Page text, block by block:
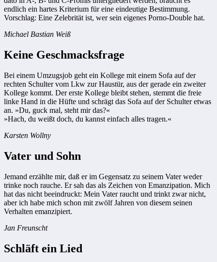
endlich ein hartes Kriterium für eine eindeutige Bestimmung.
Vorschlag: Eine Zelebrität ist, wer sein eigenes Porno-Double hat.
Michael Bastian Weiß
Keine Geschmacksfrage
Bei einem Umzugsjob geht ein Kollege mit einem Sofa auf der
rechten Schulter vom Lkw zur Haustür, aus der gerade ein zweiter
Kollege kommt. Der erste Kollege bleibt stehen, stemmt die freie
linke Hand in die Hüfte und schrägt das Sofa auf der Schulter etwas
an. »Du, guck mal, steht mir das?«
»Hach, du weißt doch, du kannst einfach alles tragen.«
Karsten Wollny
Vater und Sohn
Jemand erzählte mir, daß er im Gegensatz zu seinem Vater weder
trinke noch rauche. Er sah das als Zeichen von Emanzipation. Mich
hat das nicht beeindruckt: Mein Vater raucht und trinkt zwar nicht,
aber ich habe mich schon mit zwölf Jahren von diesem seinen
Verhalten emanzipiert.
Jan Freunscht
Schläft ein Lied